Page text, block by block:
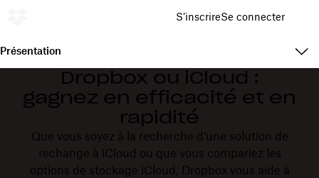
S’inscrireSe connecter
Présentation
Dropbox ou iCloud :
gagnez en efficacité et en
rapidité
Que vous soyez à la recherche d’une solution de
rechange à iCloud ou que vous compariez les
options de stockage iCloud, Dropbox vous aide à